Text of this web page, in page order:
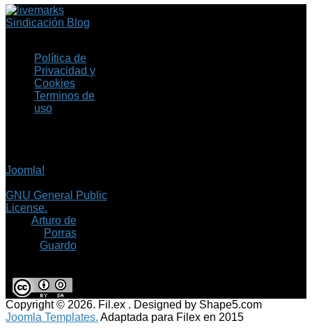
Sindicación Blog
Política de
Privacidad y
Cookies
Terminos de
uso
Joomla!
GNU General Public
License.
Arturo de
Porras
Guardo
Copyright © 2026. Fil.ex . Designed by Shape5.com
Joomla Templates. Adaptada para Filex en 2015